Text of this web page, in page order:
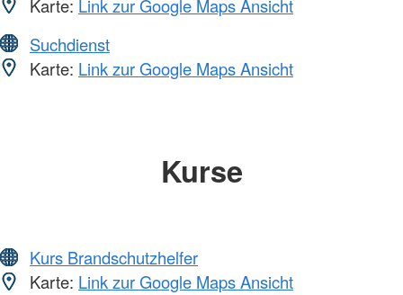
Karte: Link zur Google Maps Ansicht
Suchdienst
Karte: Link zur Google Maps Ansicht
Kurse
Kurs Brandschutzhelfer
Karte: Link zur Google Maps Ansicht